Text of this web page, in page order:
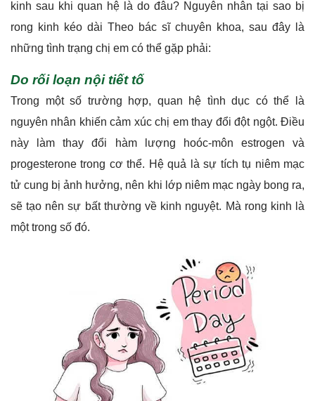
kinh sau khi quan hệ là do đâu? Nguyên nhân tại sao bị
rong kinh kéo dài Theo bác sĩ chuyên khoa, sau đây là
những tình trạng chị em có thể gặp phải:
Do rối loạn nội tiết tố
Trong một số trường hợp, quan hệ tình dục có thể là
nguyên nhân khiến cảm xúc chị em thay đổi đột ngột. Điều
này làm thay đổi hàm lượng hoóc-môn estrogen và
progesterone trong cơ thể. Hệ quả là sự tích tụ niêm mạc
tử cung bị ảnh hưởng, nên khi lớp niêm mạc ngày bong ra,
sẽ tạo nên sự bất thường về kinh nguyệt. Mà rong kinh là
một trong số đó.